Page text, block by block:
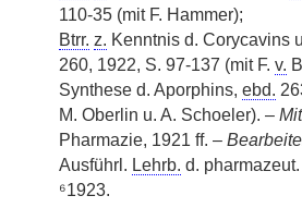
110-35 (mit F. Hammer);
Btrr. z. Kenntnis d. Corycavins
260, 1922, S. 97-137 (mit F. v.
Synthese d. Aporphins, ebd.
M. Oberlin u. A. Schoeler). –
Pharmazie, 1921 ff. –
Ausführl. Lehrb. d.
⁶1923.